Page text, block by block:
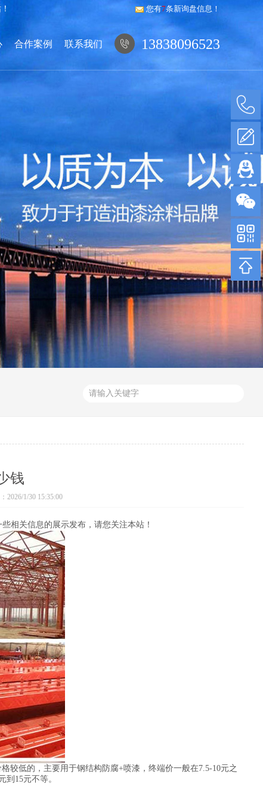
您有7条新询盘信息！
合作案例 联系我们  13838096523
钱
2026/1/30 15:35:00
相关信息的展示发布，请您关注本站！
较低的，主要用于钢结构防腐+喷漆，终端价一般在7.5-10元之
15元不等。